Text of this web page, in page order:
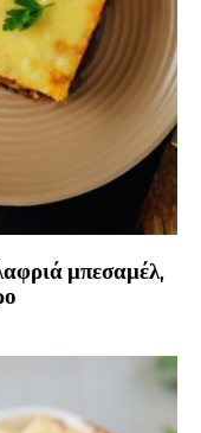
μπεσαμέλ,